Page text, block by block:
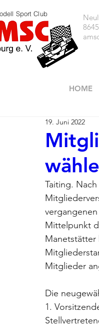
Sport Club
HOME
19. Juni 2022
Taiting.
Mittelpunkt
Manetstätter
Mitglieder
Die
1.